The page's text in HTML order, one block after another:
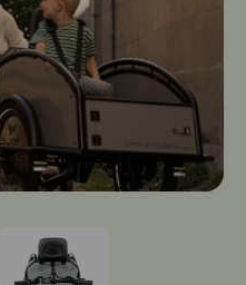
Ga naar slide: 2